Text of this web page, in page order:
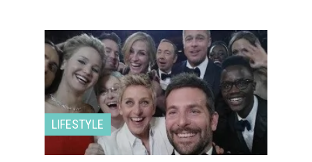
LIFESTYLE